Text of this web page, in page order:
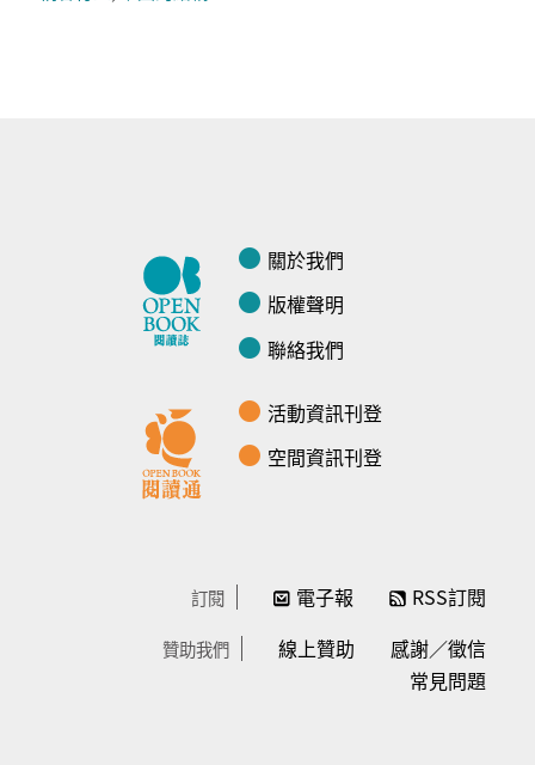
關於我們
版權聲明
聯絡我們
活動資訊刊登
空間資訊刊登
訂閱 電子報 RSS訂閱
贊助我們 線上贊助
感謝／徵信
常見問題